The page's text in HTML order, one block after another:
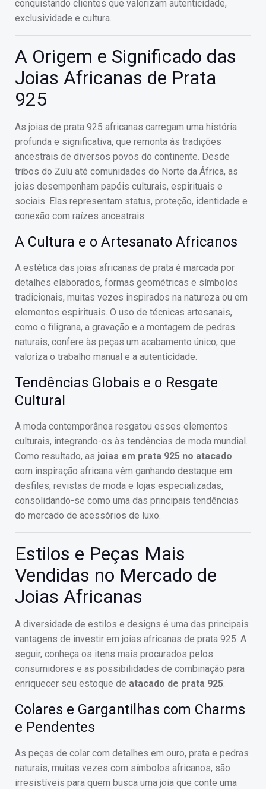
conquistando clientes que valorizam autenticidade,
exclusividade e cultura.
A Origem e Significado das
Joias Africanas de Prata
925
As joias de prata 925 africanas carregam uma história
profunda e significativa, que remonta às tradições
ancestrais de diversos povos do continente. Desde
tribos do Zulu até comunidades do Norte da África, as
joias desempenham papéis culturais, espirituais e
sociais. Elas representam status, proteção, identidade e
conexão com raízes ancestrais.
A Cultura e o Artesanato Africanos
A estética das joias africanas de prata é marcada por
detalhes elaborados, formas geométricas e símbolos
tradicionais, muitas vezes inspirados na natureza ou em
elementos espirituais. O uso de técnicas artesanais,
como o filigrana, a gravação e a montagem de pedras
naturais, confere às peças um acabamento único, que
valoriza o trabalho manual e a autenticidade.
Tendências Globais e o Resgate
Cultural
A moda contemporânea resgatou esses elementos
culturais, integrando-os às tendências de moda mundial.
Como resultado, as joias em prata 925 no atacado
com inspiração africana vêm ganhando destaque em
desfiles, revistas de moda e lojas especializadas,
consolidando-se como uma das principais tendências
do mercado de acessórios de luxo.
Estilos e Peças Mais
Vendidas no Mercado de
Joias Africanas
A diversidade de estilos e designs é uma das principais
vantagens de investir em joias africanas de prata 925. A
seguir, conheça os itens mais procurados pelos
consumidores e as possibilidades de combinação para
enriquecer seu estoque de atacado de prata 925.
Colares e Gargantilhas com Charms
e Pendentes
As peças de colar com detalhes em ouro, prata e pedras
naturais, muitas vezes com símbolos africanos, são
irresistíveis para quem busca uma joia que conte uma